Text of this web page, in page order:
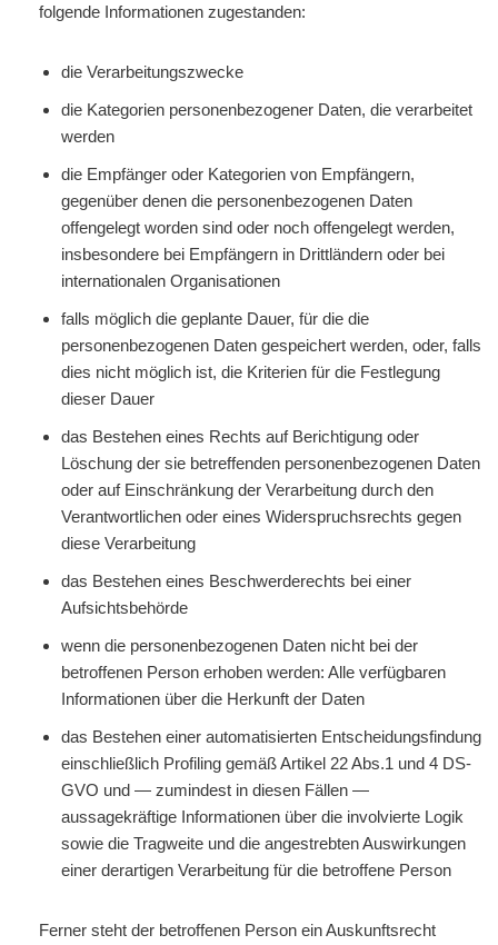
folgende Informationen zugestanden:
die Verarbeitungszwecke
die Kategorien personenbezogener Daten, die verarbeitet
werden
die Empfänger oder Kategorien von Empfängern,
gegenüber denen die personenbezogenen Daten
offengelegt worden sind oder noch offengelegt werden,
insbesondere bei Empfängern in Drittländern oder bei
internationalen Organisationen
falls möglich die geplante Dauer, für die die
personenbezogenen Daten gespeichert werden, oder, falls
dies nicht möglich ist, die Kriterien für die Festlegung
dieser Dauer
das Bestehen eines Rechts auf Berichtigung oder
Löschung der sie betreffenden personenbezogenen Daten
oder auf Einschränkung der Verarbeitung durch den
Verantwortlichen oder eines Widerspruchsrechts gegen
diese Verarbeitung
das Bestehen eines Beschwerderechts bei einer
Aufsichtsbehörde
wenn die personenbezogenen Daten nicht bei der
betroffenen Person erhoben werden: Alle verfügbaren
Informationen über die Herkunft der Daten
das Bestehen einer automatisierten Entscheidungsfindung
einschließlich Profiling gemäß Artikel 22 Abs.1 und 4 DS-
GVO und — zumindest in diesen Fällen —
aussagekräftige Informationen über die involvierte Logik
sowie die Tragweite und die angestrebten Auswirkungen
einer derartigen Verarbeitung für die betroffene Person
Ferner steht der betroffenen Person ein Auskunftsrecht